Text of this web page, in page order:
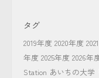
タグ
2019年度 2020年度
年度 2025年度 2026年
Station あいちの大学